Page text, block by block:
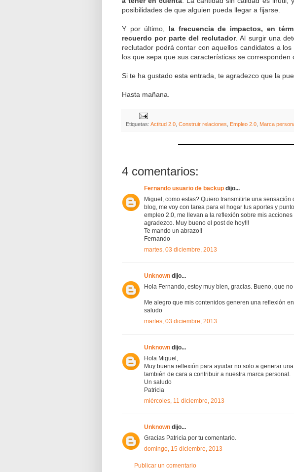
posibilidades de que alguien pueda llegar a fijarse.
Y por último, la frecuencia de impactos, en
recuerdo por parte del reclutador. Al surgir una
reclutador podrá contar con aquellos candidatos a
los que sepa que sus características se corresponden
Si te ha gustado esta entrada, te agradezco que la
Hasta mañana.
Etiquetas: Actitud 2.0 Construir relaciones Empleo 2.0 Marca
4 comentarios:
Fernando usuario de backup dijo...
Miguel, como estas? Quiero transmitirte una sensación
blog, me voy con tarea para el hogar tus aportes y
empleo 2.0, me llevan a la reflexión sobre mis
agradezco. Muy bueno el post de hoy!!!
Te mando un abrazo!!
Fernando
martes, 03 diciembre, 2013
Unknown dijo...
Hola Fernando, estoy muy bien, gracias. Bueno, que
Me alegro que mis contenidos generen una reflexión
saludo
martes, 03 diciembre, 2013
Unknown dijo...
Hola Miguel,
Muy buena reflexión para ayudar no solo a generar
también de cara a contribuir a nuestra marca personal.
Un saludo
Patricia
miércoles, 11 diciembre, 2013
Unknown dijo...
Gracias Patricia por tu comentario.
domingo, 15 diciembre, 2013
Publicar un comentario